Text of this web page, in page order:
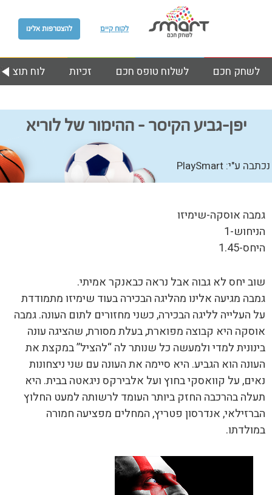
להצטרפות אלינו לקוח קיים
לוח זכיות לשלוח טופס חכם לשחק חכם
יפן-גביע הקיסר – ההימור של לוריא
נכתבה ע"י: PlaySmart
גמבה אוסקה-שימיזו
הניחוש-1
היחס-1.45
שוב יחס לא גבוה אבל נראה כבאנקר אמיתי.
גמבה מגיעה אלינו מהליגה הבכירה בעוד שימיזו מתמודדת
על העלייה לליגה הבכירה, כשני מחזורים לתום העונה. גמבה
אוסקה היא קבוצה מפוארת, בעלת מסורת, שהציגה עונה
בינונית למדי ולמעשה כל שנותר לה “להציל” במקצת את
העונה הוא הגביע. היא סיימה את העונה עם שני ניצחונות
נאים, על קוואסקי בחוץ ועל אלבירקס ניגאטה בבית. היא
תעלה בהרכבה החזק ביותר העומד לרשותה למעט החלוץ
הברזילאי, אנדרסון פטריץ, המחלים מפציעה חמורה
במולדתו.